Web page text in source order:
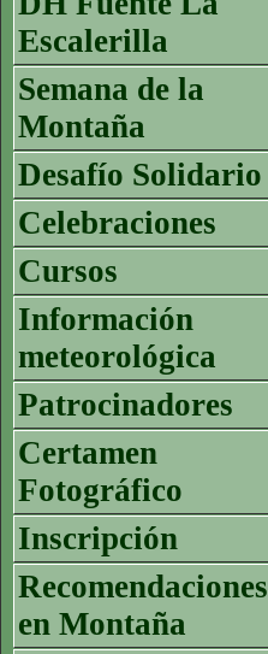
Escalerilla
Semana de la
Montaña
Desafío Solidario
Celebraciones
Cursos
Información
meteorológica
Patrocinadores
Certamen
Fotográfico
Inscripción
Recomendaciones
en Montaña